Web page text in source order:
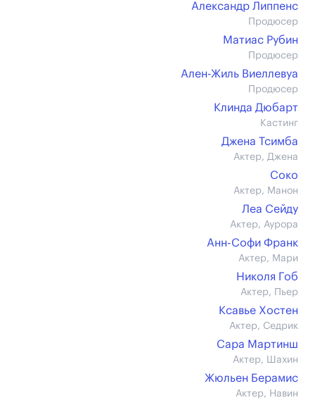
Александр Липпенс
Продюсер
Матиас Рубин
Продюсер
Ален-Жиль Виеллевуа
Продюсер
Клинда Дюбарт
Кастинг
Джена Тсимба
Актер, Джена
Соко
Актер, Манон
Леа Сейду
Актер, Аурора
Анн-Софи Франк
Актер, Мари
Николя Гоб
Актер, Пьер
Ксавье Хостен
Актер, Седрик
Сара Мартинш
Актер, Шахин
Жюльен Берамис
Актер, Навин